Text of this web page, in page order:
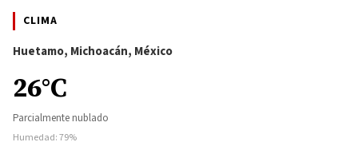
CLIMA
Huetamo, Michoacán, México
26°C
Parcialmente nublado
Humedad: 79%